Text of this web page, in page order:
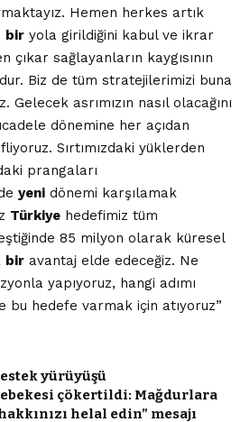
Hemen herkes artık
bir yola girildiğini kabul ve ikrar
çıkar sağlayanların kaygısının
Biz de tüm stratejilerimizi buna
asrımızın nasıl olacağını
dönemine her açıdan
Sırtımızdaki yüklerden
prangaları
yeni dönemi karşılamak
Türkiye hedefimiz tüm
85 milyon olarak küresel
bir avantaj elde edeceğiz. Ne
yapıyoruz, hangi adımı
bu hedefe varmak için atıyoruz”
yürüyüşü
şebekesi çökertildi: Mağdurlara
helal edin” mesajı